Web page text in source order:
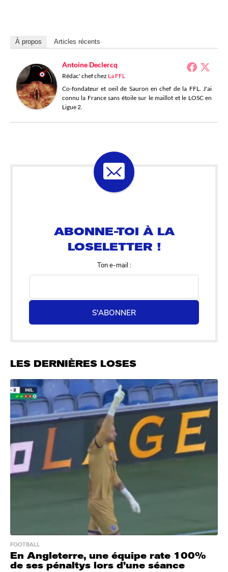
À propos Articles récents
Antoine Declercq
Rédac' chefchez La FFL
Co-fondateur et oeil de Sauron en chef de la FFL. J'ai
connu la France sans étoile sur le maillot et le LOSC en
Ligue 2.
Ton e-mail :
S'ABONNER
LES DERNIÈRES LOSES
FOOTBALL
En Angleterre, une équipe rate 100%
de ses pénaltys lors d’une séance